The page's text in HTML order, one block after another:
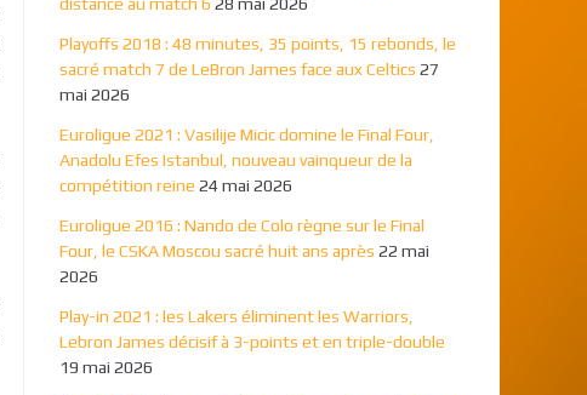
Playoffs 2018 : 48 minutes, 35 points, 15 rebonds, le
sacré match 7 de LeBron James face aux Celtics 27
mai 2026
Euroligue 2021 : Vasilije Micic domine le Final Four,
Anadolu Efes Istanbul, nouveau vainqueur de la
compétition reine 24 mai 2026
Euroligue 2016 : Nando de Colo règne sur le Final
Four, le CSKA Moscou sacré huit ans après 22 mai
2026
Play-in 2021 : les Lakers éliminent les Warriors,
Lebron James décisif à 3-points et en triple-double
19 mai 2026